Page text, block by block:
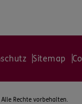
Sitemap
Alle Rechte vorbehalten.